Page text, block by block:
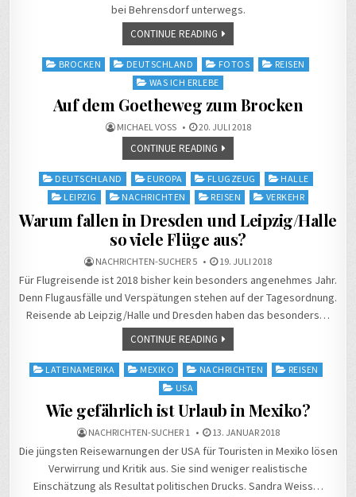
bei Behrensdorf unterwegs.
CONTINUE READING
PostedBROCKEN DEUTSCHLAND FOTOS
REISEN
WAS ICH ERLEBE
Auf dem Goetheweg zum Brocken
MICHAEL VOSS 20. JULI 2018
CONTINUE READING
Posted
DEUTSCHLAND EUROPA FLUGZEUG
HALLE
LEIPZIG
NACHRICHTEN REISEN VERKEHR
Warum fallen in Dresden und Leipzig/Halle
so viele Flüge aus?
NACHRICHTEN-SUCHER 5 19. JULI 2018
Für Flugreisende ist 2018 bisher kein besonders angenehmes Jahr.
Denn Flugausfälle und Verspätungen stehen auf der Tagesordnung.
Reisende ab Leipzig/Halle und Dresden haben das besonders…
CONTINUE READING
Posted
LATEINAMERIKA MEXIKO NACHRICHTEN
REISEN
USA
Wie gefährlich ist Urlaub in Mexiko?
NACHRICHTEN-SUCHER 1 13. JANUAR 2018
Die jüngsten Reisewarnungen der USA für Touristen in Mexiko lösen
Verwirrung und Kritik aus. Sie sind weniger realistische
Einschätzung als Resultat politischen Drucks. Sandra Weiss…